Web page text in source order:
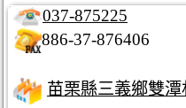
037-875225
886-37-876406
苗栗縣三義鄉雙